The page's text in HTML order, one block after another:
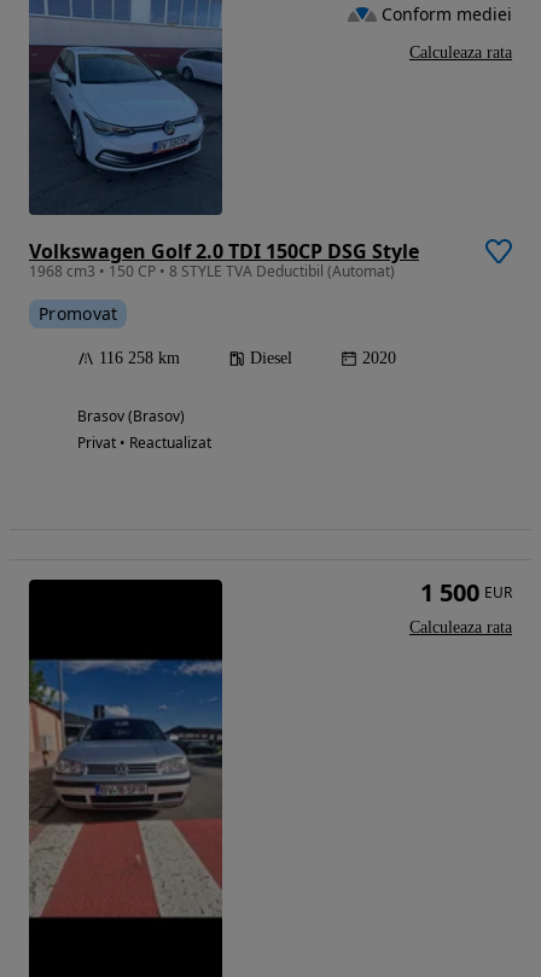
Volkswagen Golf 2.0 TDI 150CP DSG Style
1968 cm3 • 150 CP • 8 STYLE TVA Deductibil (Automat)
Promovat
116 258 km Diesel 2020
Brasov (Brasov)
Privat • Reactualizat
Conform mediei
Calculeaza rata
1 500 EUR
Calculeaza rata